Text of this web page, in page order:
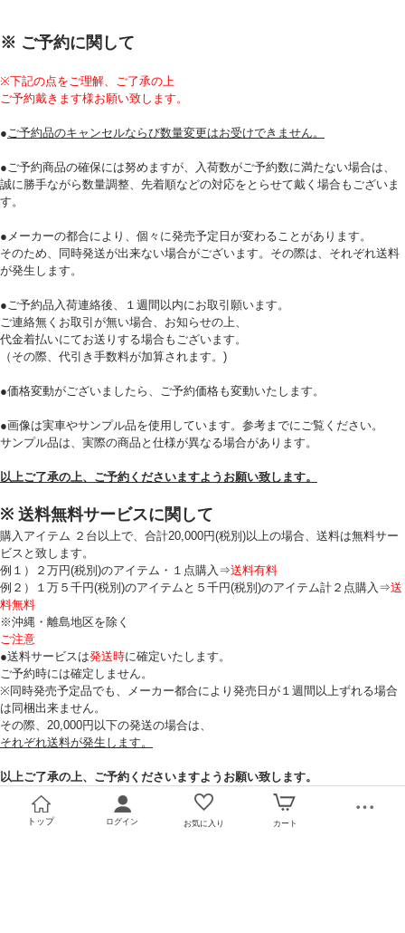
プライバシーポリシーを確認しました。
※ ご予約に関して
※下記の点をご理解、ご了承の上
ご予約戴きます様お願い致します。
●ご予約品のキャンセルならび数量変更はお受けできません。
●ご予約商品の確保には努めますが、入荷数がご予約数に満たない場合は、
誠に勝手ながら数量調整、先着順などの対応をとらせて戴く場合もございま
す。
●メーカーの都合により、個々に発売予定日が変わることがあります。
そのため、同時発送が出来ない場合がございます。その際は、それぞれ送料
が発生します。
●ご予約品入荷連絡後、１週間以内にお取引願います。
ご連絡無くお取引が無い場合、お知らせの上、
代金着払いにてお送りする場合もございます。
（その際、代引き手数料が加算されます。)
●価格変動がございましたら、ご予約価格も変動いたします。
●画像は実車やサンプル品を使用しています。参考までにご覧ください。
サンプル品は、実際の商品と仕様が異なる場合があります。
以上ご了承の上、ご予約くださいますようお願い致します。
※ 送料無料サービスに関して
購入アイテム ２台以上で、合計20,000円(税別)以上の場合、送料は無料サー
ビスと致します。
例１）２万円(税別)のアイテム・１点購入⇒送料有料
例２）１万５千円(税別)のアイテムと５千円(税別)のアイテム計２点購入⇒送
料無料
※沖縄・離島地区を除く
ご注意
●送料サービスは発送時に確定いたします。
ご予約時には確定しません。
※同時発売予定品でも、メーカー都合により発売日が１週間以上ずれる場合
は同梱出来ません。
その際、20,000円以下の発送の場合は、
それぞれ送料が発生します。
以上ご了承の上、ご予約くださいますようお願い致します。
トップ ログイン お気に入り カート